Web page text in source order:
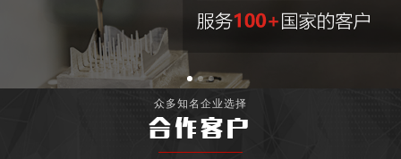
众多知名企业选择
合作客户